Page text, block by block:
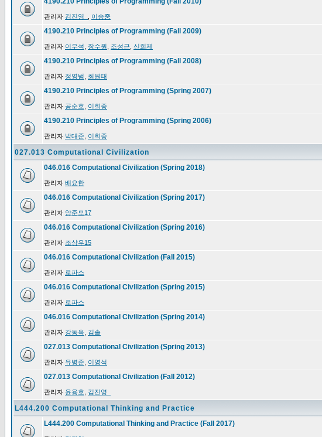
관리자 김진영_ 이승중
4190.210 Principles of Programming (Fall 2009)
관리자 이우석 장수원 조성근 신희제
4190.210 Principles of Programming (Fall 2008)
관리자 정영범 최원태
4190.210 Principles of Programming (Spring 2007)
관리자 공순호 이희종
4190.210 Principles of Programming (Spring 2006)
관리자 박대준 이희종
027.013 Computational Civilization
046.016 Computational Civilization (Spring 2018)
관리자 배요한
046.016 Computational Civilization (Spring 2017)
관리자 양준모17
046.016 Computational Civilization (Spring 2016)
관리자 조상우15
046.016 Computational Civilization (Fall 2015)
관리자 로파스
046.016 Computational Civilization (Spring 2015)
관리자 로파스
046.016 Computational Civilization (Spring 2014)
관리자 강동옥 김솔
027.013 Computational Civilization (Spring 2013)
관리자 유병준 이영석
027.013 Computational Civilization (Fall 2012)
관리자 윤용호 김진영_
L444.200 Computational Thinking and Practice
L444.200 Computational Thinking and Practice (Fall 2017)